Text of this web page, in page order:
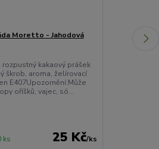
Moretto - Jahodová
rozpustný kakaový prášek
škrob, aroma, želírovací
E407Upozornění:Může
oříšků, vajec, só...
25 Kč/ks
ks
Staročeské
Jahodové